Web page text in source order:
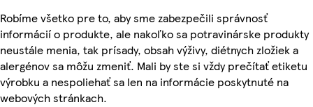
Robíme všetko pre to, aby sme zabezpečili správnosť
informácií o produkte, ale nakoľko sa potravinárske produkty
neustále menia, tak prísady, obsah výživy, diétnych zložiek a
alergénov sa môžu zmeniť. Mali by ste si vždy prečítať etiketu
výrobku a nespoliehať sa len na informácie poskytnuté na
webových stránkach.